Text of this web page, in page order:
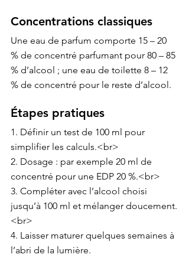
Concentrations classiques
Une eau de parfum comporte 15 – 20
% de concentré parfumant pour 80 – 85
% d’alcool ; une eau de toilette 8 – 12
% de concentré pour le reste d’alcool.
Étapes pratiques
1. Définir un test de 100 ml pour
simplifier les calculs.<br>
2. Dosage : par exemple 20 ml de
concentré pour une EDP 20 %.<br>
3. Compléter avec l’alcool choisi
jusqu’à 100 ml et mélanger doucement.
<br>
4. Laisser maturer quelques semaines à
l’abri de la lumière.